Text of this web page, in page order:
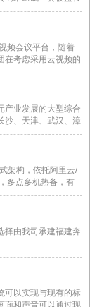
沟通，项目的交流，
效果、发展高科技
...
频会议平台，随着
在考虑采用云视频的
建的云视频服务，
集团现有的视频会
...
产业发展的大型综合
沙、天津、武汉、漳
州、上海、淮安、成
、福建六建集团、
...
架构，依托阿里云/
多点多机热备，有
解，支持多分组会议
且简单、易用、易
企业 ...
择由我司承建福建奔
可以实现与现有的标
面和声音可以通过现